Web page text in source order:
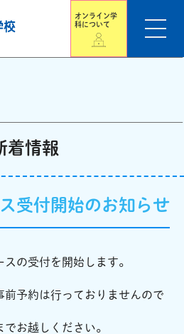
オンライン学
科について
着情報
受付開始のお知らせ
の受付を開始します。
前予約は行っておりませんので
お越しください。